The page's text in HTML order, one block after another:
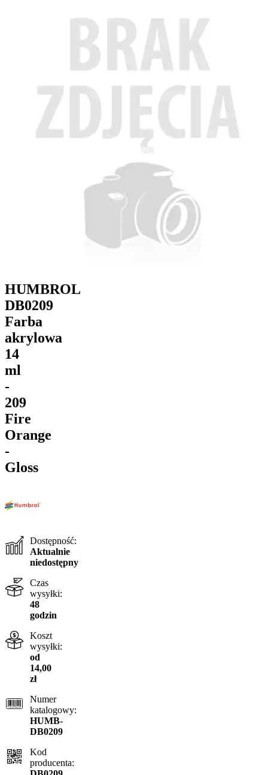
HUMBROL
DB0209
Farba
akrylowa
14
ml
-
209
Fire
Orange
-
Gloss
Dostępność:
Aktualnie
niedostępny
Czas
wysyłki:
48
godzin
Koszt
wysyłki:
od
14,00
zł
Numer
katalogowy:
HUMB-
DB0209
Kod
producenta: